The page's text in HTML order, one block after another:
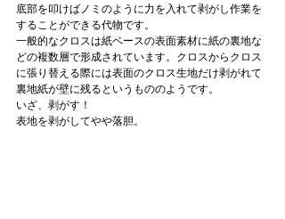
底部を叩けばノミのように力を入れて剥がし作業を
することができる代物です。
一般的なクロスは紙ベースの表面素材に紙の裏地な
どの複数層で形成されています。クロスからクロス
に張り替える際には表面のクロス生地だけ剥がれて
裏地紙が壁に残るというもののようです。
いざ、剥がす！
表地を剥がしてやや落胆。